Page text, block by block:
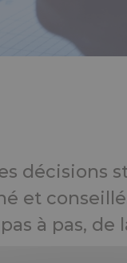
décisions
et
à pas, de